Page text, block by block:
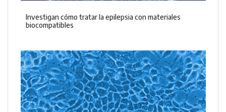
Investigan cómo tratar la epilepsia con materiales
biocompatibles